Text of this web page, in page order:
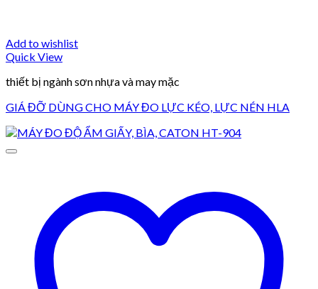
Add to wishlist
Quick View
thiết bị ngành sơn nhựa và may mặc
GIÁ ĐỠ DÙNG CHO MÁY ĐO LỰC KÉO, LỰC NÉN HLA